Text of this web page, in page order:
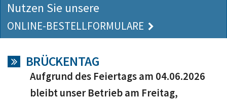
Nutzen Sie unsere
ONLINE-BESTELLFORMULARE
BRÜCKENTAG
Aufgrund des Feiertags am 04.06.2026
bleibt unser Betrieb am Freitag,